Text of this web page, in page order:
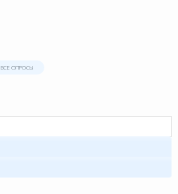
ВСЕ ОПРОСЫ